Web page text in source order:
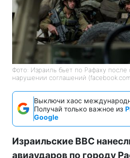
Фото: Израиль бьет по Рафаху
нарушении соглашений
Выключи хаос
Получай только важное из
Google
Израильские ВВС
авиаударов по городу